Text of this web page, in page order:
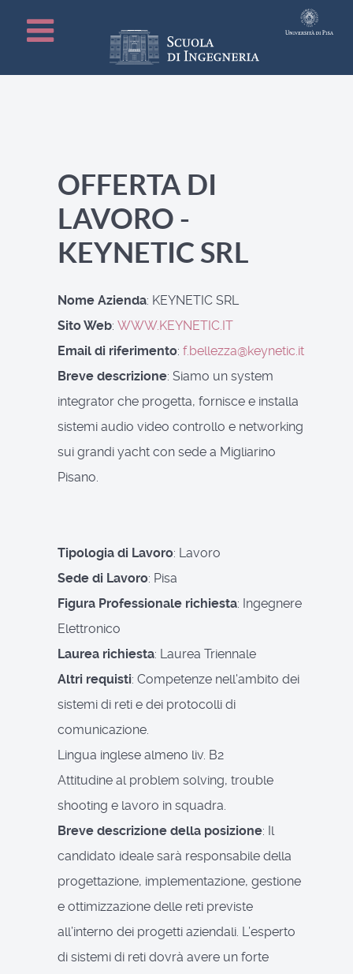
OFFERTA DI
LAVORO -
KEYNETIC SRL
Nome Azienda: KEYNETIC SRL
Sito Web: WWW.KEYNETIC.IT
Email di riferimento: f.bellezza@keynetic.it
Breve descrizione: Siamo un system
integrator che progetta, fornisce e installa
sistemi audio video controllo e networking
sui grandi yacht con sede a Migliarino
Pisano.
Tipologia di Lavoro: Lavoro
Sede di Lavoro: Pisa
Figura Professionale richiesta: Ingegnere
Elettronico
Laurea richiesta: Laurea Triennale
Altri requisti: Competenze nell'ambito dei
sistemi di reti e dei protocolli di
comunicazione.
Lingua inglese almeno liv. B2
Attitudine al problem solving, trouble
shooting e lavoro in squadra.
Breve descrizione della posizione: Il
candidato ideale sarà responsabile della
progettazione, implementazione, gestione
e ottimizzazione delle reti previste
all’interno dei progetti aziendali. L’esperto
di sistemi di reti dovrà avere un forte